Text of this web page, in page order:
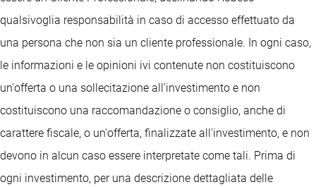
qualsivoglia responsabilità in caso di accesso effettuato da
una persona che non sia un cliente professionale. In ogni caso,
le informazioni e le opinioni ivi contenute non costituiscono
un'offerta o una sollecitazione all'investimento e non
costituiscono una raccomandazione o consiglio, anche di
carattere fiscale, o un'offerta, finalizzate all'investimento, e non
devono in alcun caso essere interpretate come tali. Prima di
ogni investimento, per una descrizione dettagliata delle